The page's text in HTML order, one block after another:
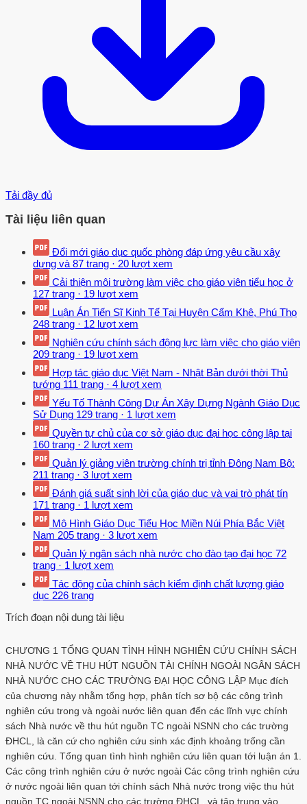
Tải đầy đủ
Tài liệu liên quan
Đổi mới giáo dục quốc phòng đáp ứng yêu cầu xây
dựng và 87 trang · 20 lượt xem
Cải thiện môi trường làm việc cho giáo viên tiểu học ở
127 trang · 19 lượt xem
Luận Án Tiến Sĩ Kinh Tế Tại Huyện Cẩm Khê, Phú Thọ
248 trang · 12 lượt xem
Nghiên cứu chính sách động lực làm việc cho giáo viên
209 trang · 19 lượt xem
Hợp tác giáo dục Việt Nam - Nhật Bản dưới thời Thủ
tướng 111 trang · 4 lượt xem
Yếu Tố Thành Công Dự Án Xây Dựng Ngành Giáo Dục
Sử Dụng 129 trang · 1 lượt xem
Quyền tự chủ của cơ sở giáo dục đại học công lập tại
160 trang · 2 lượt xem
Quản lý giảng viên trường chính trị tỉnh Đông Nam Bộ:
211 trang · 3 lượt xem
Đánh giá suất sinh lời của giáo dục và vai trò phát tín
171 trang · 1 lượt xem
Mô Hình Giáo Dục Tiểu Học Miền Núi Phía Bắc Việt
Nam 205 trang · 3 lượt xem
Quản lý ngân sách nhà nước cho đào tạo đại học 72
trang · 1 lượt xem
Tác động của chính sách kiểm định chất lượng giáo
dục 226 trang
Trích đoạn nội dung tài liệu
CHƯƠNG 1 TỔNG QUAN TÌNH HÌNH NGHIÊN CỨU CHÍNH SÁCH
NHÀ NƯỚC VỀ THU HÚT NGUỒN TÀI CHÍNH NGOÀI NGÂN SÁCH
NHÀ NƯỚC CHO CÁC TRƯỜNG ĐẠI HỌC CÔNG LẬP Mục đích
của chương này nhằm tổng hợp, phân tích sơ bộ các công trình
nghiên cứu trong và ngoài nước liên quan đến các lĩnh vực chính
sách Nhà nước về thu hút nguồn TC ngoài NSNN cho các trường
ĐHCL, là căn cứ cho nghiên cứu sinh xác định khoảng trống cần
nghiên cứu. Tổng quan tình hình nghiên cứu liên quan tới luận án 1.
Các công trình nghiên cứu ở nước ngoài Các công trình nghiên cứu
ở nước ngoài liên quan tới chính sách Nhà nước trong việc thu hút
nguồn TC ngoài NSNN cho các trường ĐHCL, và tập trung vào